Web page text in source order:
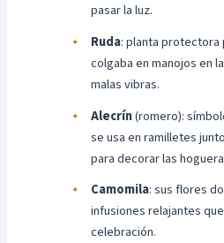
pasar la luz.
Ruda: planta protectora
colgaba en manojos en
malas vibras.
Alecrín(romero):
se usa en ramilletes
para decorar las
Camomila: sus flores
infusiones relajantes
celebración.